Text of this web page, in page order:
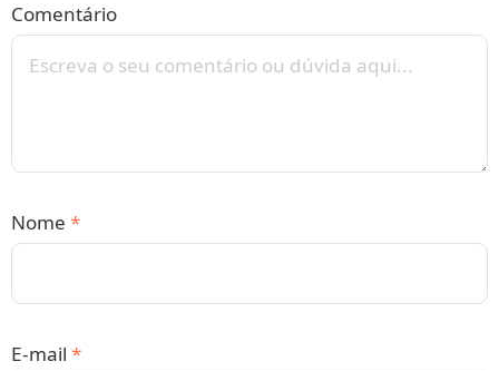
Comentário
Nome *
E-mail *